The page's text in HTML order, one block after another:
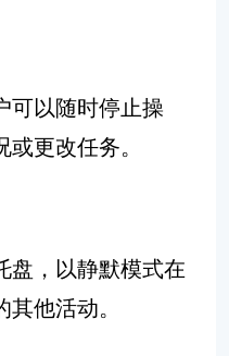
可以随时停止操
更改任务。
盘，以静默模式在
他活动。